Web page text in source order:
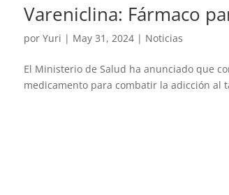
Vareniclina: Fármaco
por Yuri | May 31, 2024| Noticias
El Ministerio de Salud ha anunciado que
medicamento para combatir la adicción al